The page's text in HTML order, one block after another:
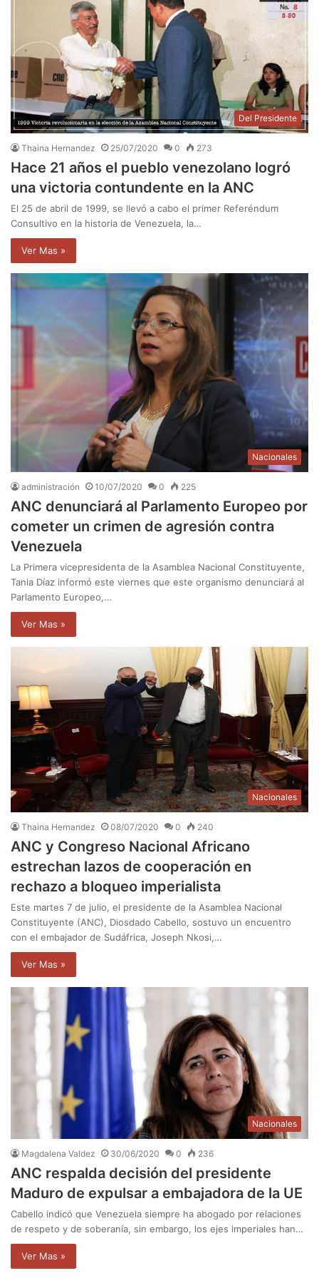
Del Presidente
Thaina Hernandez 25/07/2020 0 273
Hace 21 años el pueblo venezolano logró
una victoria contundente en la ANC
El 25 de abril de 1999, se llevó a cabo el primer Referéndum
Consultivo en la historia de Venezuela, la…
Ver Mas »
Nacionales
administración 10/07/2020 0 225
ANC denunciará al Parlamento Europeo por
cometer un crimen de agresión contra
Venezuela
La Primera vicepresidenta de la Asamblea Nacional Constituyente,
Tania Díaz informó este viernes que este organismo denunciará al
Parlamento Europeo,…
Ver Mas »
Nacionales
Thaina Hernandez 08/07/2020 0 240
ANC y Congreso Nacional Africano
estrechan lazos de cooperación en
rechazo a bloqueo imperialista
Este martes 7 de julio, el presidente de la Asamblea Nacional
Constituyente (ANC), Diosdado Cabello, sostuvo un encuentro
con el embajador de Sudáfrica, Joseph Nkosi,…
Ver Mas »
Nacionales
Magdalena Valdez 30/06/2020 0 236
ANC respalda decisión del presidente
Maduro de expulsar a embajadora de la UE
Cabello indicó que Venezuela siempre ha abogado por relaciones
de respeto y de soberanía, sin embargo, los ejes imperiales han…
Ver Mas »